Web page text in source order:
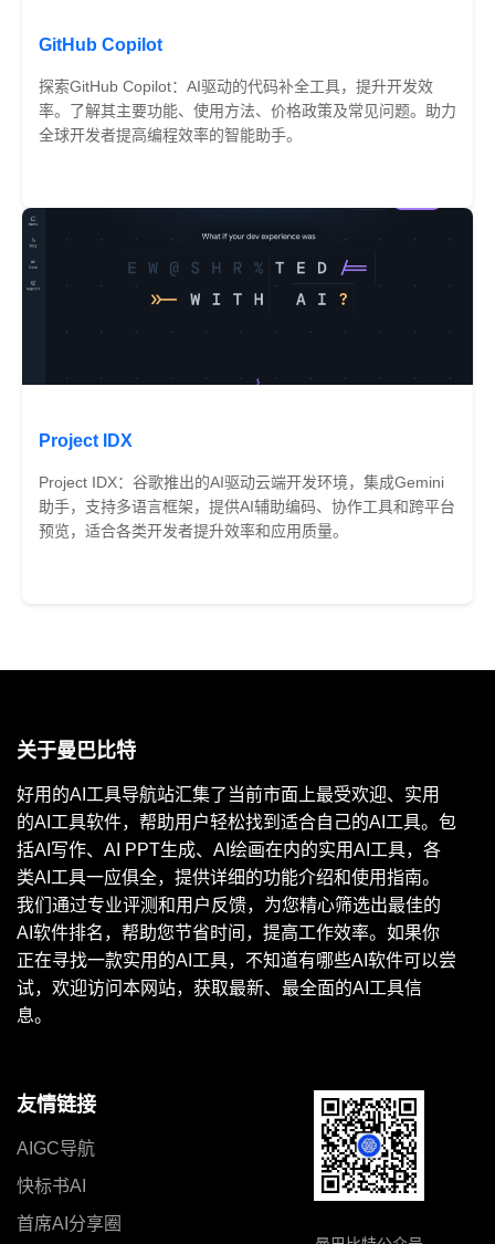
GitHub Copilot
探索GitHub Copilot：AI驱动的代码补全工具，提升开发效
率。了解其主要功能、使用方法、价格政策及常见问题。助力
全球开发者提高编程效率的智能助手。
Project IDX
Project IDX：谷歌推出的AI驱动云端开发环境，集成Gemini
助手，支持多语言框架，提供AI辅助编码、协作工具和跨平台
预览，适合各类开发者提升效率和应用质量。
关于曼巴比特
好用的AI工具导航站汇集了当前市面上最受欢迎、实用
的AI工具软件，帮助用户轻松找到适合自己的AI工具。包
括AI写作、AI PPT生成、AI绘画在内的实用AI工具，各
类AI工具一应俱全，提供详细的功能介绍和使用指南。
我们通过专业评测和用户反馈，为您精心筛选出最佳的
AI软件排名，帮助您节省时间，提高工作效率。如果你
正在寻找一款实用的AI工具，不知道有哪些AI软件可以尝
试，欢迎访问本网站，获取最新、最全面的AI工具信
息。
友情链接
AIGC导航
快标书AI
首席AI分享圈